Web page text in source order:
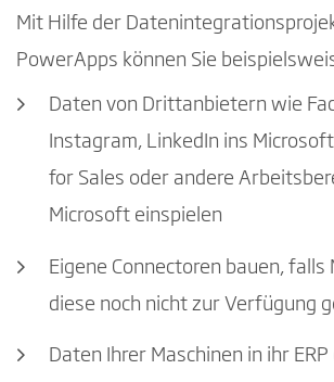
Mit Hilfe der
PowerApps können Sie
Daten von Drittanbietern wie
Instagram, LinkedIn ins
for Sales oder andere
Microsoft einspielen
Eigene Connectoren bauen, falls
diese noch nicht zur Verfügung
Daten Ihrer Maschinen in ihr ERP